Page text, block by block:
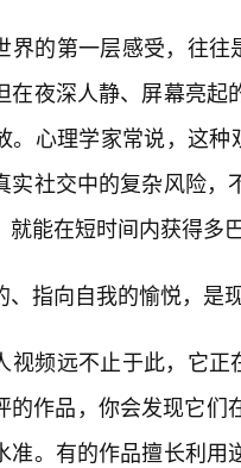
界的第一层感受，往往
在夜深人静、屏幕亮
。心理学家常说，这
实社交中的复杂风险
就能在短时间内获得多
、指向自我的愉悦，是
视频远不止于此，它正
的作品，你会发现它
准。有的作品擅长利